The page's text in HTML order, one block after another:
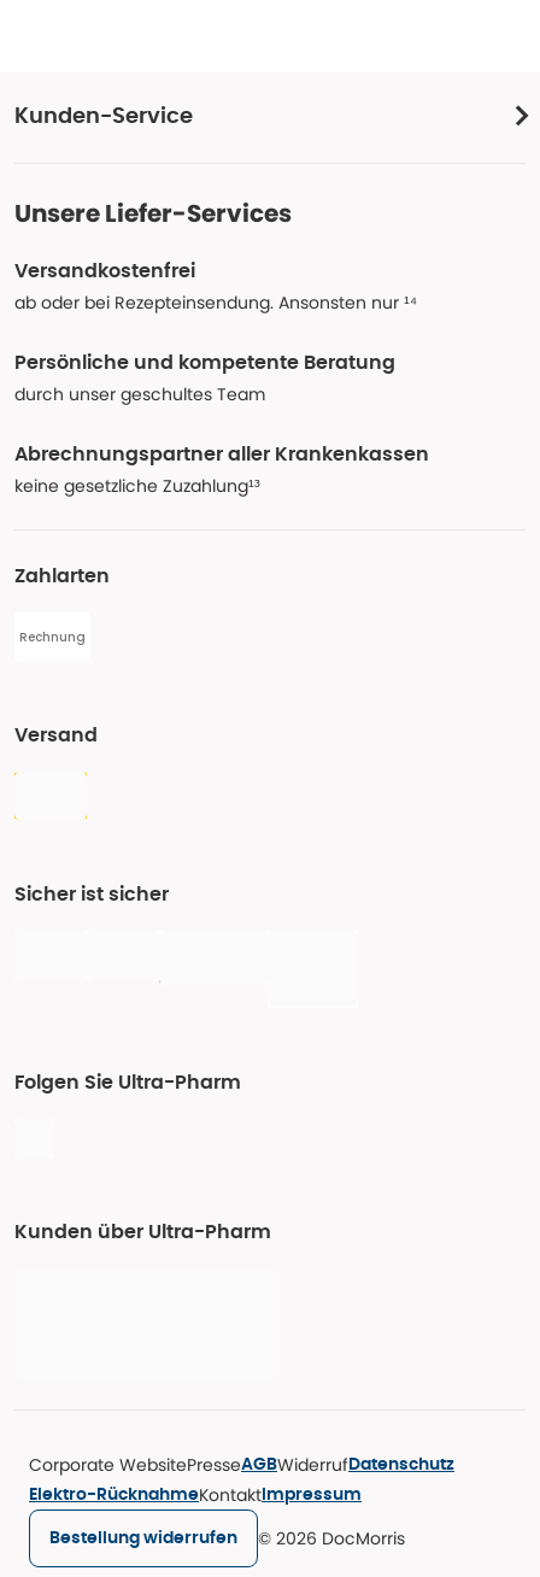
Kunden-Service
Unsere Liefer-Services
Versandkostenfrei
ab oder bei Rezepteinsendung. Ansonsten nur ¹⁴
Persönliche und kompetente Beratung
durch unser geschultes Team
Abrechnungspartner aller Krankenkassen
keine gesetzliche Zuzahlung¹³
Zahlarten
Rechnung
Versand
Sicher ist sicher
Folgen Sie Ultra-Pharm
Kunden über Ultra-Pharm
Corporate WebsitePresseAGBWiderruf Datenschutz
Elektro-RücknahmeKontakt Impressum
Bestellung widerrufen © 2026 DocMorris